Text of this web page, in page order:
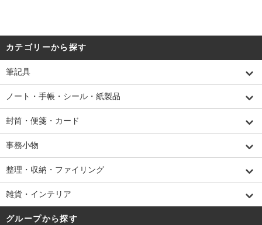
カテゴリーから探す
筆記具
ノート・手帳・シール・紙製品
封筒・便箋・カード
事務小物
整理・収納・ファイリング
雑貨・インテリア
グループから探す